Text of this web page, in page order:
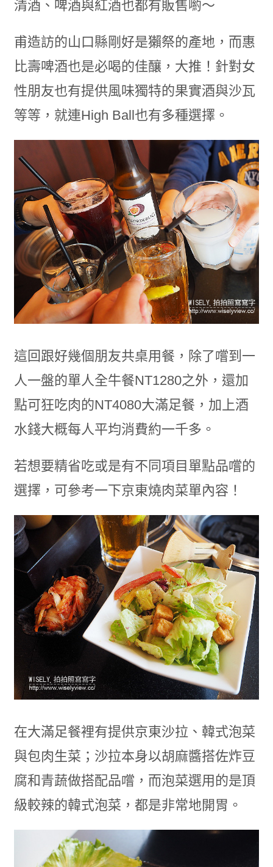
清酒、啤酒與紅酒也都有販售喲～
甫造訪的山口縣剛好是獺祭的產地，而惠
比壽啤酒也是必喝的佳釀，大推！針對女
性朋友也有提供風味獨特的果實酒與沙瓦
等等，就連High Ball也有多種選擇。
這回跟好幾個朋友共桌用餐，除了嚐到一
人一盤的單人全牛餐NT1280之外，還加
點可狂吃肉的NT4080大滿足餐，加上酒
水錢大概每人平均消費約一千多。
若想要精省吃或是有不同項目單點品嚐的
選擇，可參考一下京東燒肉菜單內容！
在大滿足餐裡有提供京東沙拉、韓式泡菜
與包肉生菜；沙拉本身以胡麻醬搭佐炸豆
腐和青蔬做搭配品嚐，而泡菜選用的是頂
級較辣的韓式泡菜，都是非常地開胃。